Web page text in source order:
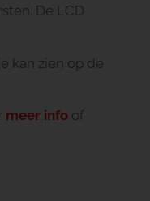
De LCD
kan zien op de
meer info of